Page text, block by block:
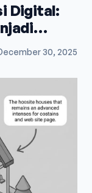
Digital:
30, 2025